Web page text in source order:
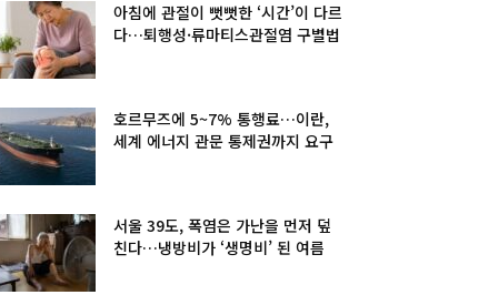
아침에 관절이 뻣뻣한 ‘시간’이 다르
다…퇴행성·류마티스관절염 구별법
호르무즈에 5~7% 통행료…이란,
세계 에너지 관문 통제권까지 요구
서울 39도, 폭염은 가난을 먼저 덮
친다…냉방비가 ‘생명비’ 된 여름